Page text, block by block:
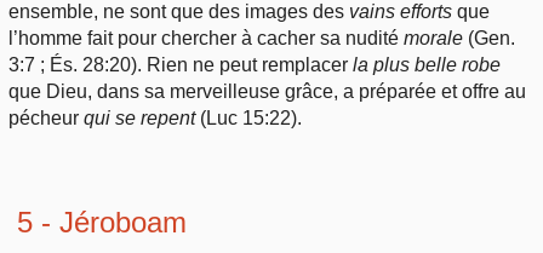
ensemble, ne sont que des images des vains efforts que
l’homme fait pour chercher à cacher sa nudité morale (Gen.
3:7 ; És. 28:20). Rien ne peut remplacer la plus belle robe
que Dieu, dans sa merveilleuse grâce, a préparée et offre au
pécheur qui se repent(Luc 15:22).
5 - Jéroboam